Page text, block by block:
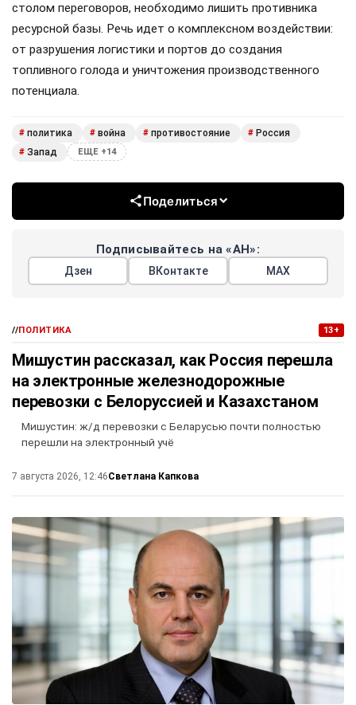
столом переговоров, необходимо лишить противника
ресурсной базы. Речь идет о комплексном воздействии:
от разрушения логистики и портов до создания
топливного голода и уничтожения производственного
потенциала.
# политика # война # противостояние # Россия
# Запад ЕЩЕ +14
Поделиться
Подписывайтесь на «АН»:
Дзен ВКонтакте МАХ
//ПОЛИТИКА 13+
Мишустин рассказал, как Россия перешла
на электронные железнодорожные
перевозки с Белоруссией и Казахстаном
Мишустин: ж/д перевозки с Беларусью почти полностью
перешли на электронный учё
7 августа 2026, 12:46Светлана Капкова